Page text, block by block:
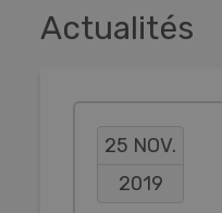
Actualités
25 NOV.
2019